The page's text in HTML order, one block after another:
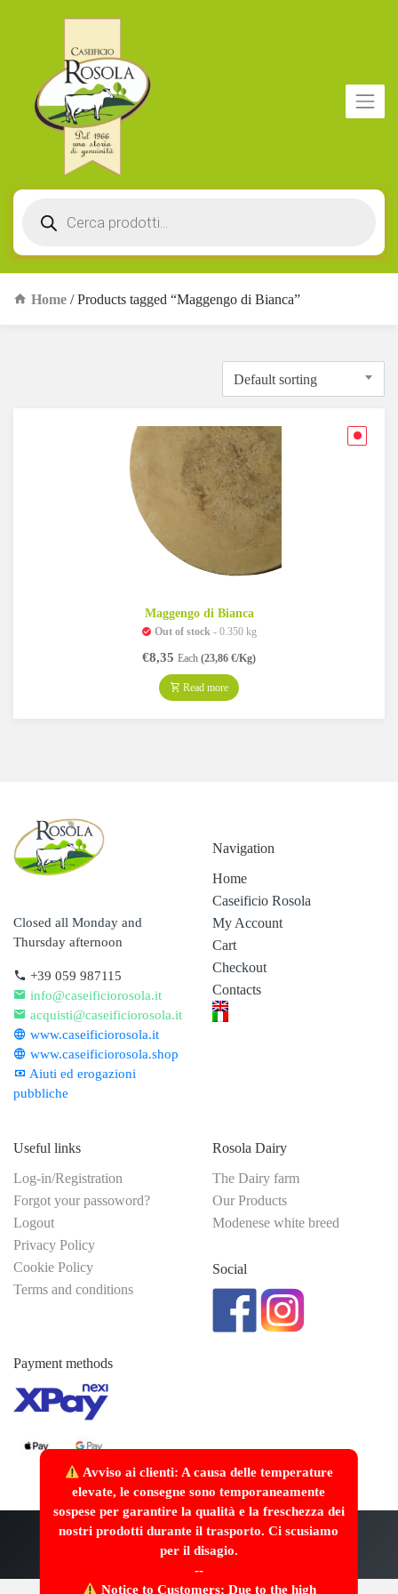
Avviso ai clienti: A causa delle temperature
elevate, le consegne sono temporaneamente
sospese per garantire la qualità e la freschezza dei
nostri prodotti durante il trasporto. Ci scusiamo
per il disagio.
--
Notice to Customers: Due to the high
search
Home / Products tagged “Maggengo di Bianca”
Default sorting
Maggengo di Bianca
Out of stock - 0.350 kg
€8,35 Each (23,86 €/Kg)
Read more
Closed all Monday and
Thursday afternoon
+39 059 987115
info@caseificiorosola.it
acquisti@caseificiorosola.it
www.caseificiorosola.it
www.caseificiorosola.shop
Aiuti ed erogazioni
pubbliche
Navigation
Home
Caseificio Rosola
My Account
Cart
Checkout
Contacts
Useful links
Log-in/Registration
Forgot your passoword?
Logout
Privacy Policy
Cookie Policy
Terms and conditions
Rosola Dairy
The Dairy farm
Our Products
Modenese white breed
Social
Payment methods
/> by Webscriptum